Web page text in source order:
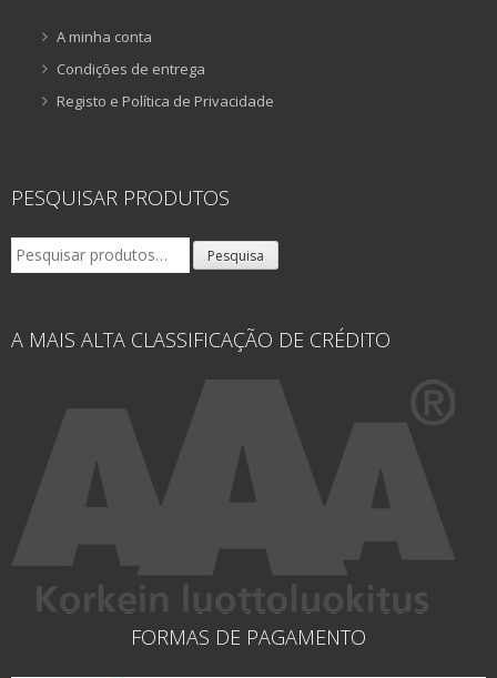
A minha conta
Condições de entrega
Registo e Política de Privacidade
PESQUISAR PRODUTOS
Pesquisar
por:
Pesquisa
A MAIS ALTA CLASSIFICAÇÃO DE CRÉDITO
FORMAS DE PAGAMENTO